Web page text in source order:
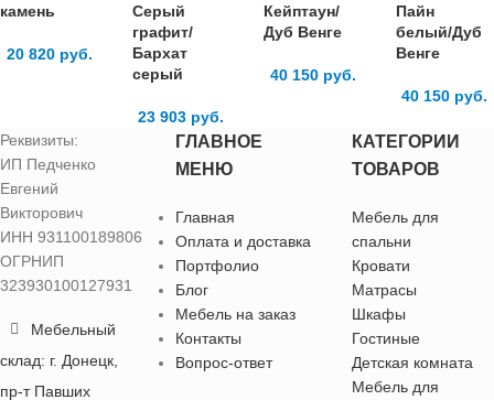
камень
20 820руб.
Серый
графит/
Бархат
серый
23 903 руб.
Кейптаун/
Дуб Венге
40 150руб.
Пайн
белый/Дуб
Венге
40 150 руб.
Реквизиты:
ИП Педченко
Евгений
Викторович
ИНН 931100189806
ОГРНИП
323930100127931
Мебельный
склад: г. Донецк,
пр-т Павших
ГЛАВНОЕ
МЕНЮ
Главная
Оплата и доставка
Портфолио
Блог
Мебель на заказ
Контакты
Вопрос-ответ
КАТЕГОРИИ
ТОВАРОВ
Мебель для
спальни
Кровати
Матрасы
Шкафы
Гостиные
Детская комната
Мебель для